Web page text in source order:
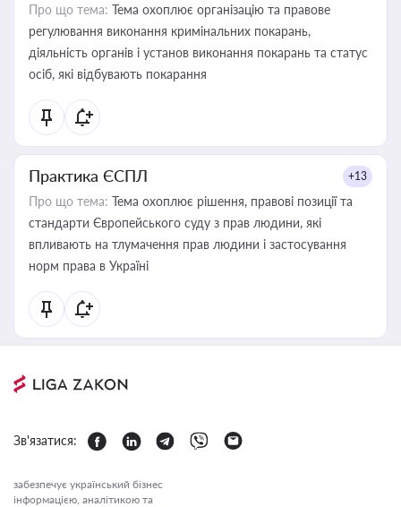
Про що тема: Тема охоплює організацію та правове
регулювання виконання кримінальних покарань,
діяльність органів і установ виконання покарань та статус
осіб, які відбувають покарання
Практика ЄСПЛ +13
Про що тема: Тема охоплює рішення, правові позиції та
стандарти Європейського суду з прав людини, які
впливають на тлумачення прав людини і застосування
норм права в Україні
Зв'язатися:
забезпечує український бізнес
інформацією, аналітикою та